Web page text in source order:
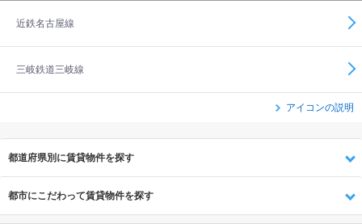
近鉄名古屋線
三岐鉄道三岐線
アイコンの説明
都道府県別に賃貸物件を探す
都市にこだわって賃貸物件を探す